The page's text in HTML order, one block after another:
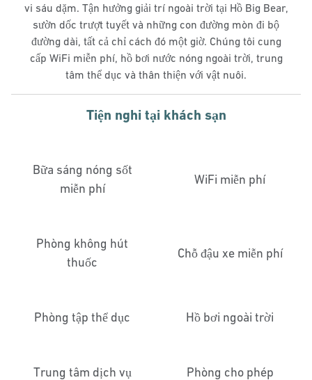
vi sáu dặm. Tận hưởng giải trí ngoài trời tại Hồ Big Bear,
sườn dốc trượt tuyết và những con đường mòn đi bộ
đường dài, tất cả chỉ cách đó một giờ. Chúng tôi cung
cấp WiFi miễn phí, hồ bơi nước nóng ngoài trời, trung
tâm thể dục và thân thiện với vật nuôi.
Tiện nghi tại khách sạn
Bữa sáng nóng sốt
miễn phí
WiFi miễn phí
Phòng không hút
thuốc
Chỗ đậu xe miễn phí
Phòng tập thể dục Hồ bơi ngoài trời
Trung tâm dịch vụ
Phòng cho phép